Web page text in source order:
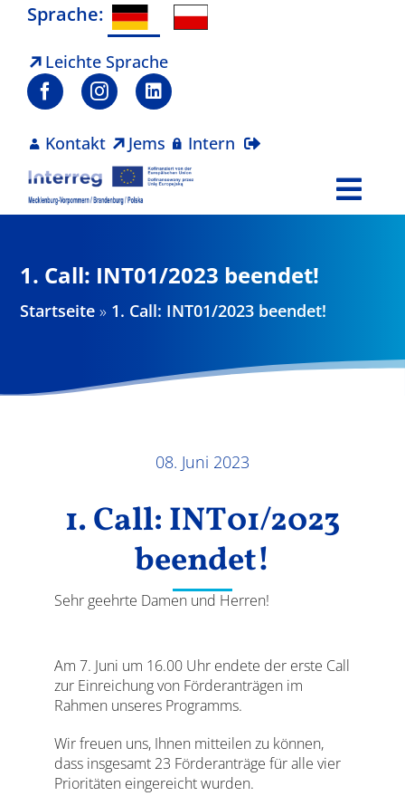
Zum
springen
Sprache:
Leichte Sprache
Kontakt Jems Intern
Projekte
1. Call: INT01/2023 beendet!
Startseite » 1. Call: INT01/2023 beendet!
08. Juni 2023
1. Call: INT01/2023
beendet!
Sehr geehrte Damen und Herren!
Am 7. Juni um 16.00 Uhr endete der erste Call
zur Einreichung von Förderanträgen im
Rahmen unseres Programms.
Wir freuen uns, Ihnen mitteilen zu können,
dass insgesamt 23 Förderanträge für alle vier
Prioritäten eingereicht wurden.